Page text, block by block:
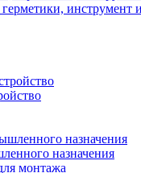
инструмент
назначения